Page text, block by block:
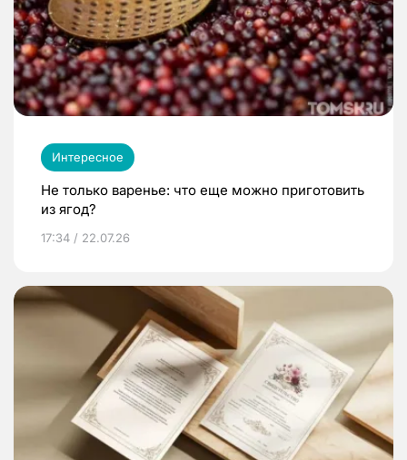
Интересное
Не только варенье: что еще можно приготовить
из ягод?
17:34 / 22.07.26